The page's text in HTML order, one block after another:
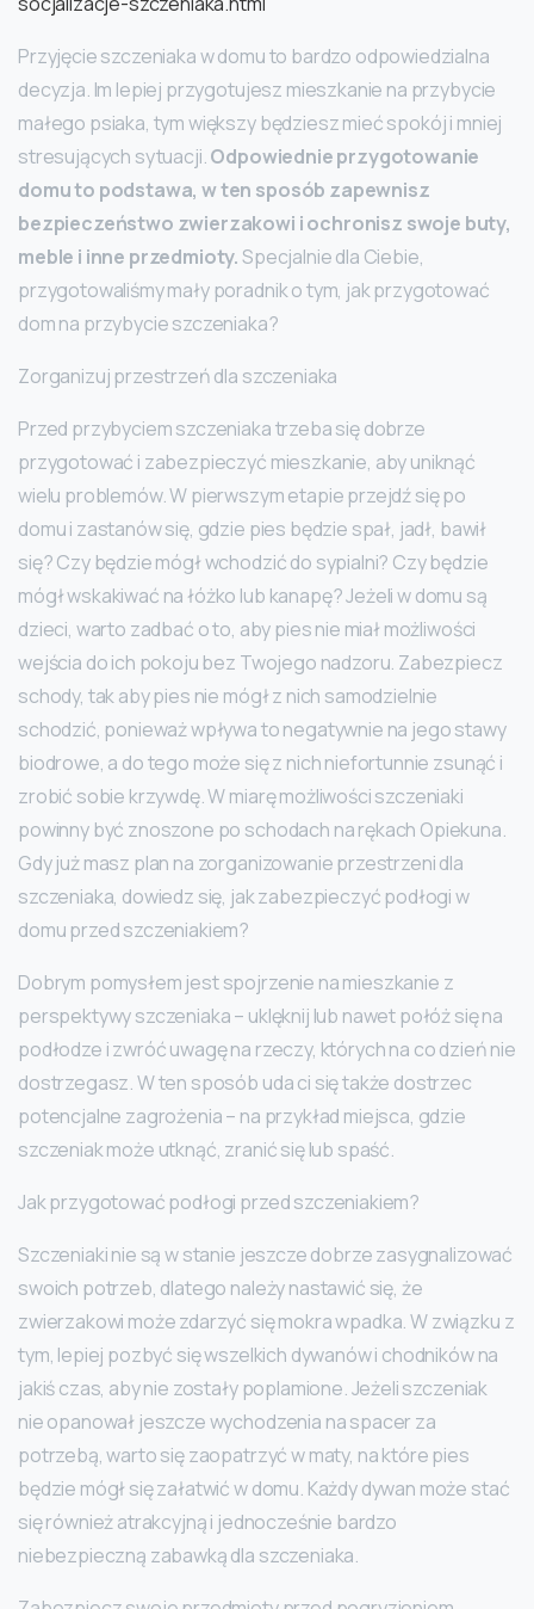
Przyjęcie szczeniaka w domu to bardzo odpowiedzialna
decyzja. Im lepiej przygotujesz mieszkanie na przybycie
małego psiaka, tym większy będziesz mieć spokój i mniej
stresujących sytuacji.Odpowiednie przygotowanie
domu to podstawa, w ten sposób zapewnisz
bezpieczeństwo zwierzakowi i ochronisz swoje buty,
meble i inne przedmioty.Specjalnie dla Ciebie,
przygotowaliśmy mały poradnik o tym, jak przygotować
dom na przybycie szczeniaka?
Zorganizuj przestrzeń dla szczeniaka
Przed przybyciem szczeniaka trzeba się dobrze
przygotować i zabezpieczyć mieszkanie, aby uniknąć
wielu problemów. W pierwszym etapie przejdź się po
domu i zastanów się, gdzie pies będzie spał, jadł, bawił
się? Czy będzie mógł wchodzić do sypialni? Czy będzie
mógł wskakiwać na łóżko lub kanapę? Jeżeli w domu są
dzieci, warto zadbać o to, aby pies nie miał możliwości
wejścia do ich pokoju bez Twojego nadzoru. Zabezpiecz
schody, tak aby pies nie mógł z nich samodzielnie
schodzić, ponieważ wpływa to negatywnie na jego stawy
biodrowe, a do tego może się z nich niefortunnie zsunąć i
zrobić sobie krzywdę. W miarę możliwości szczeniaki
powinny być znoszone po schodach na rękach Opiekuna.
Gdy już masz plan na zorganizowanie przestrzeni dla
szczeniaka, dowiedz się, jak zabezpieczyć podłogi w
domu przed szczeniakiem?
Dobrym pomysłem jest spojrzenie na mieszkanie z
perspektywy szczeniaka – uklęknij lub nawet połóż się na
podłodze i zwróć uwagę na rzeczy, których na co dzień nie
dostrzegasz. W ten sposób uda ci się także dostrzec
potencjalne zagrożenia – na przykład miejsca, gdzie
szczeniak może utknąć, zranić się lub spaść.
Jak przygotować podłogi przed szczeniakiem?
Szczeniaki nie są w stanie jeszcze dobrze zasygnalizować
swoich potrzeb, dlatego należy nastawić się, że
zwierzakowi może zdarzyć się mokra wpadka. W związku z
tym, lepiej pozbyć się wszelkich dywanów i chodników na
jakiś czas, aby nie zostały poplamione. Jeżeli szczeniak
nie opanował jeszcze wychodzenia na spacer za
potrzebą, warto się zaopatrzyć w maty, na które pies
będzie mógł się załatwić w domu. Każdy dywan może stać
się również atrakcyjną i jednocześnie bardzo
niebezpieczną zabawką dla szczeniaka.